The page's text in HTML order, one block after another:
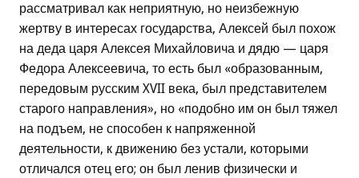
рассматривал как неприятную, но неизбежную
жертву в интересах государства, Алексей был похож
на деда царя Алексея Михайловича и дядю — царя
Федора Алексеевича, то есть был «образованным,
передовым русским XVII века, был представителем
старого направления», но «подобно им он был тяжел
на подъем, не способен к напряженной
деятельности, к движению без устали, которыми
отличался отец его; он был ленив физически и